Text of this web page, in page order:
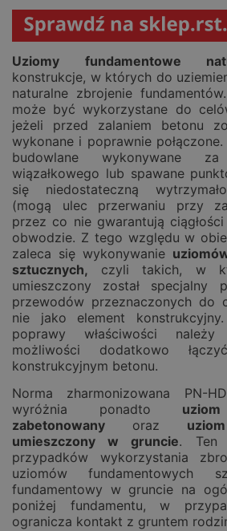
Uziomy fundamentowe
konstrukcje, w których do
naturalne zbrojenie
może być wykorzystane do
jeżeli przed zalaniem betonu
wykonane i poprawnie połączone.
budowlane wykonywane
wiązałkowego lub spawane
się niedostateczną
(mogą ulec przerwaniu przy
przez co nie gwarantują ciągłości
obwodzie. Z tego względu w
zaleca się wykonywanie
sztucznych, czyli takich, w
umieszczony został specjalny
przewodów przeznaczonych do
nie jako element
poprawy właściwości
możliwości dodatkowo
konstrukcyjnym betonu.
Norma zharmonizowana PN-
wyróżnia ponadto
zabetonowany oraz
umieszczony w gruncie. Ten
przypadków wykorzystania
uziomów fundamentowych
fundamentowy w gruncie na
poniżej fundamentu, w
ogranicza kontakt z gruntem